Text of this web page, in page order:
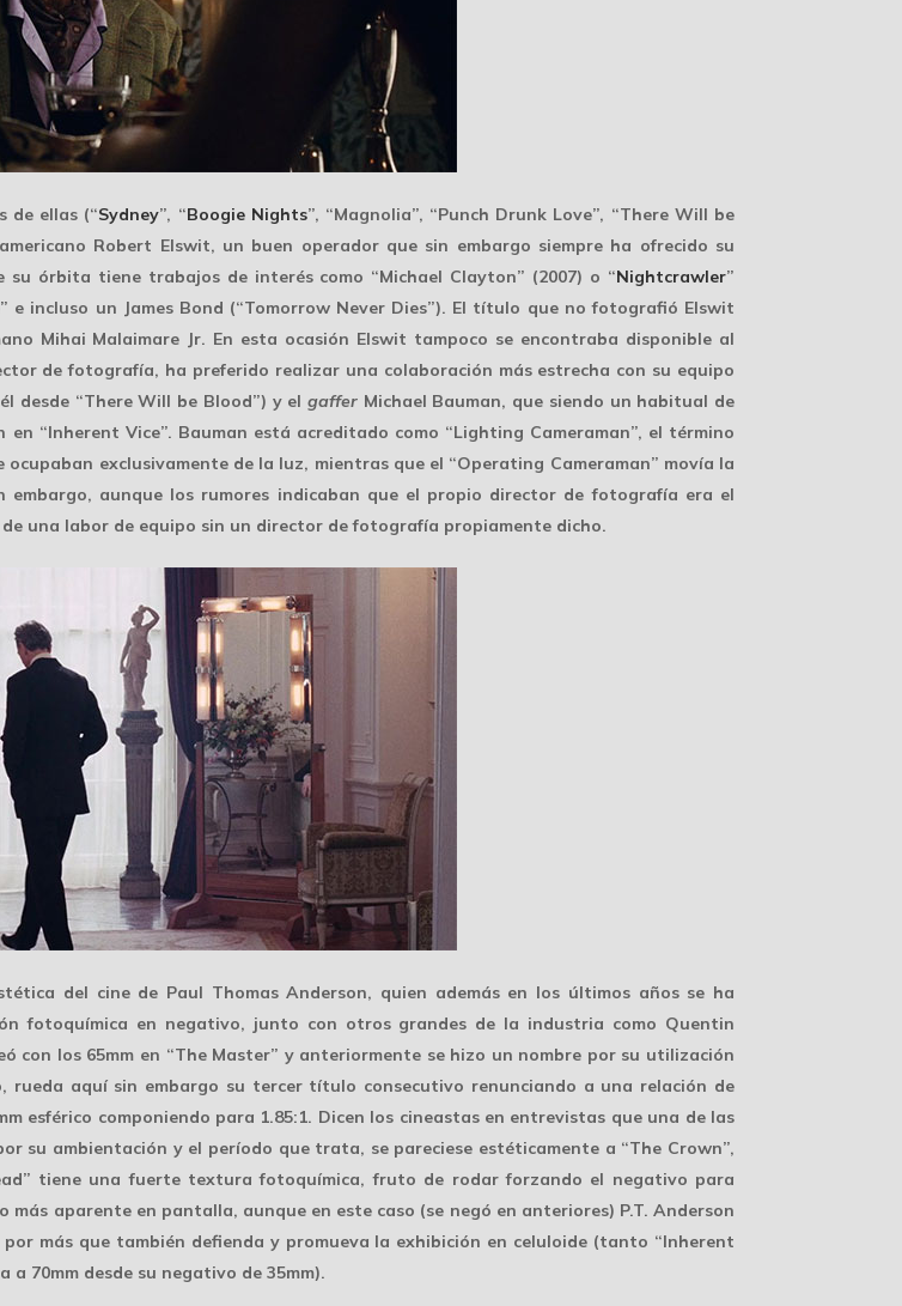
de ellas (“Sydney”, “Boogie Nights”, “Magnolia”, “Punch Drunk Love”, “There Will be
Robert Elswit, un buen operador que sin embargo siempre ha ofrecido su
órbita tiene trabajos de interés como “Michael Clayton” (2007) o “Nightcrawler”
e incluso un James Bond (“Tomorrow Never Dies”). El título que no fotografió Elswit
Mihai Malaimare Jr. En esta ocasión Elswit tampoco se encontraba disponible al
de fotografía, ha preferido realizar una colaboración más estrecha con su equipo
desde “There Will be Blood”) y el gaffer Michael Bauman, que siendo un habitual de
“Inherent Vice”. Bauman está acreditado como “Lighting Cameraman”, el término
exclusivamente de la luz, mientras que el “Operating Cameraman” movía la
embargo, aunque los rumores indicaban que el propio director de fotografía era el
una labor de equipo sin un director de fotografía propiamente dicho.
del cine de Paul Thomas Anderson, quien además en los últimos años se ha
fotoquímica en negativo, junto con otros grandes de la industria como Quentin
los 65mm en “The Master” y anteriormente se hizo un nombre por su utilización
rueda aquí sin embargo su tercer título consecutivo renunciando a una relación de
esférico componiendo para 1.85:1. Dicen los cineastas en entrevistas que una de las
su ambientación y el período que trata, se pareciese estéticamente a “The Crown”,
tiene unafuerte textura fotoquímica, fruto de rodar forzando el negativo para
aparente en pantalla, aunque en este caso (se negó en anteriores) P.T. Anderson
por más que también defienda y promueva la exhibición en celuloide (tanto “Inherent
70mm desde su negativo de 35mm).